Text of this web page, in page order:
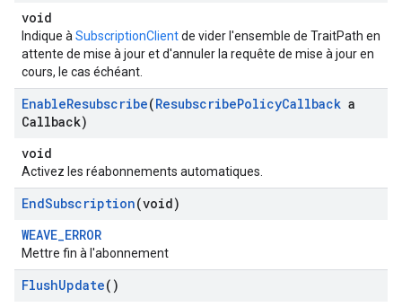
void
Indique à SubscriptionClientde vider l'ensemble de TraitPath en
attente de mise à jour et d'annuler la requête de mise à jour en
cours, le cas échéant.
EnableResubscribe(ResubscribePolicyCallback a
Callback)
void
Activez les réabonnements automatiques.
EndSubscription(void)
WEAVE_ERROR
Mettre fin à l'abonnement
FlushUpdate()